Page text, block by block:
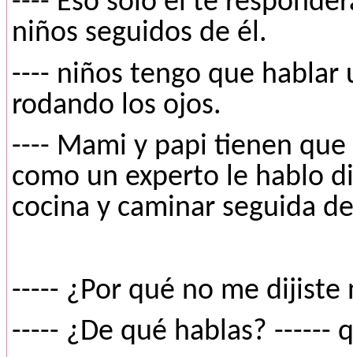
niños seguidos de él.
---- niños tengo que
rodando los ojos.
---- Mami y papi tienen que
como un experto le hablo
cocina y caminar seguida
----- ¿Por qué no me dijiste
----- ¿De qué hablas? ------